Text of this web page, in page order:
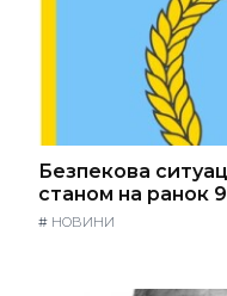
Безпекова
станом на ранок
# НОВИНИ